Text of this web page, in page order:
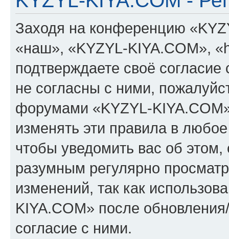
Заходя на конференцию
«наш», «KYZYL-KIYA.COM»,
подтверждаете своё
не согласны с ними,
форумами «KYZYL-
изменять эти правила в
чтобы уведомить вас об
разумным регулярно
изменений, так как
KIYA.COM» после
согласие с ними.